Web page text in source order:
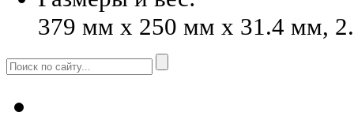
379 мм x 250 мм x 31.4 мм,